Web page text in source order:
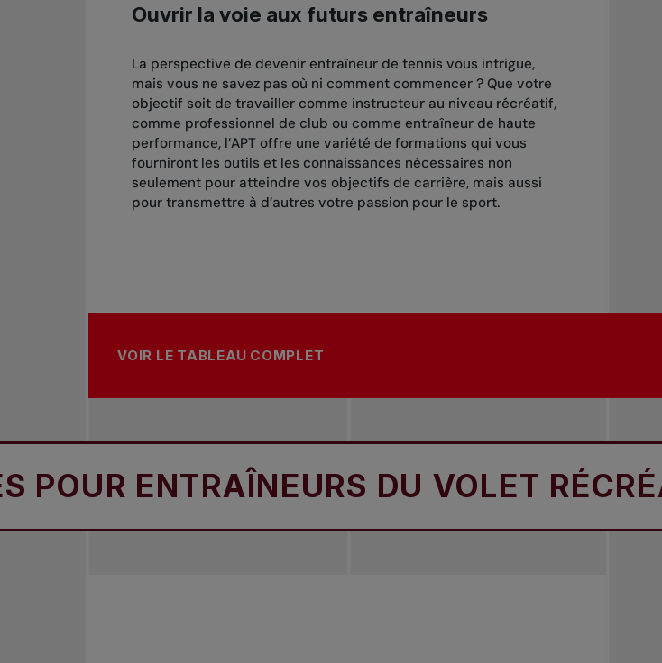
Ouvrir la voie aux futurs entraîneurs
La perspective de devenir entraîneur de tennis vous intrigue,
mais vous ne savez pas où ni comment commencer ? Que votre
objectif soit de travailler comme instructeur au niveau récréatif,
comme professionnel de club ou comme entraîneur de haute
performance, l’APT offre une variété de formations qui vous
fourniront les outils et les connaissances nécessaires non
seulement pour atteindre vos objectifs de carrière, mais aussi
pour transmettre à d’autres votre passion pour le sport.
VOIR LE TABLEAU COMPLET
ENTRAÎNEURS DU VOLET RÉCRÉATIF